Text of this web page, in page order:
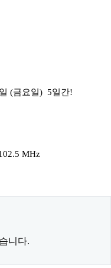
(금요일) 5일간!
MHz
니다.